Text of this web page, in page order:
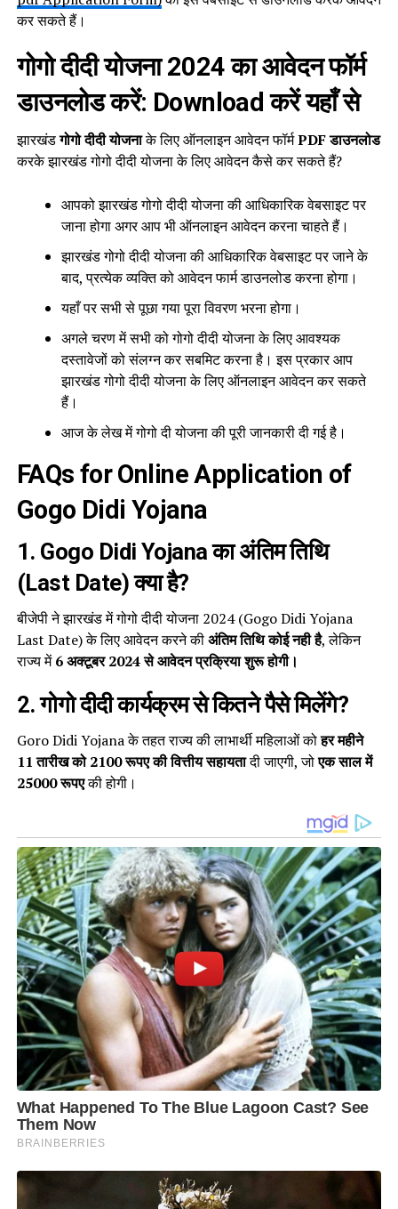
कर सकते हैं।
गोगो दीदी योजना 2024 का आवेदन फॉर्म
डाउनलोड करें: Download करें यहाँ से
झारखंडगोगो दीदी योजनाके लिए ऑनलाइन आवेदन फॉर्मPDF डाउनलोड
करके झारखंड गोगो दीदी योजना के लिए आवेदन कैसे कर सकते हैं?
आपको झारखंड गोगो दीदी योजना की आधिकारिक वेबसाइट पर
जाना होगा अगर आप भी ऑनलाइन आवेदन करना चाहते हैं।
झारखंड गोगो दीदी योजना की आधिकारिक वेबसाइट पर जाने के
बाद, प्रत्येक व्यक्ति को आवेदन फार्म डाउनलोड करना होगा।
यहाँ पर सभी से पूछा गया पूरा विवरण भरना होगा।
अगले चरण में सभी को गोगो दीदी योजना के लिए आवश्यक
दस्तावेजों को संलग्न कर सबमिट करना है। इस प्रकार आप
झारखंड गोगो दीदी योजना के लिए ऑनलाइन आवेदन कर सकते
हैं।
आज के लेख में गोगो दी योजना की पूरी जानकारी दी गई है।
FAQs for Online Application of
Gogo Didi Yojana
1. Gogo Didi Yojana का अंतिम तिथि
(Last Date) क्या है?
बीजेपी ने झारखंड में गोगो दीदी योजना 2024 (Gogo Didi Yojana
Last Date) के लिए आवेदन करने कीअंतिम तिथि कोई नही है, लेकिन
राज्य में6 अक्टूबर 2024 से आवेदन प्रक्रिया शुरू होगी।
2. गोगो दीदी कार्यक्रम से कितने पैसे मिलेंगे?
Goro Didi Yojana के तहत राज्य की लाभार्थी महिलाओं कोहर महीने
11 तारीख को 2100 रूपए की वित्तीय सहायतादी जाएगी, जोएक साल में
25000 रूपएकी होगी।